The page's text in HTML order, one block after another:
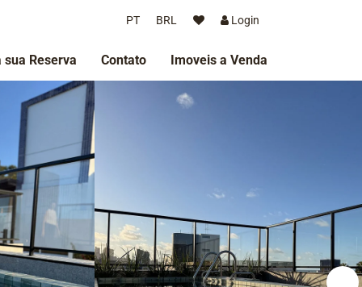
PT BRL Login
sua Reserva Contato Imoveis a Venda